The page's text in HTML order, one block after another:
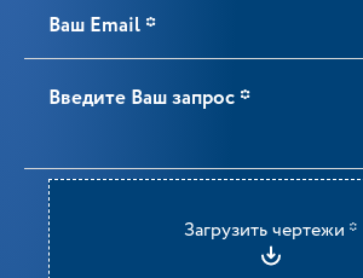
Загрузить чертежи *